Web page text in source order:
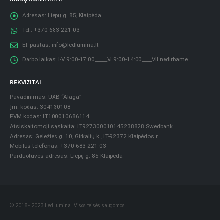
Adresas: Liepų g. 85, Klaipėda
Tel.: +370 683 221 03
El. paštas: info@ledlumina.lt
Darbo laikas: I-V 9:00-17:00_____VI 9:00-14:00____VII nedirbame
REKVIZITAI
Pavadinimas: UAB “Alaga”
Įm. kodas: 304130108
PVM kodas: LT100010686114
Atsiskaitomoji sąskaita: LT927300010145238828 Swedbank
Adresas: Geležies g. 10, Girkalių k., LT-92372 Klaipėdos r.
Mobilus telefonas: +370 683 221 03
Parduotuvės adresas: Liepų g. 85 Klaipėda
© 2018 - 2023 LedLumina. Visos teisės saugomos.